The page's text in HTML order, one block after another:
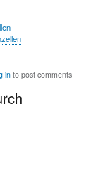
into post comments